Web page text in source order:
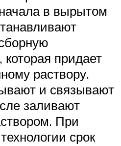
в вырытом
которая придает
раствору.
и связывают
заливают
При
срок